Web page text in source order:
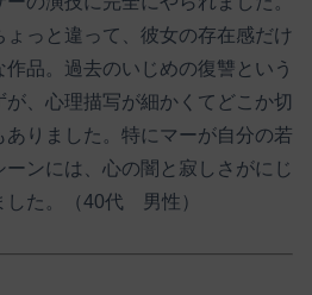
っと違って、彼女の存在感だけ
品。過去のいじめの復讐という
、心理描写が細かくてどこか切
りました。特にマーが自分の若
ンには、心の闇と寂しさがにじ
した。（40代 男性）